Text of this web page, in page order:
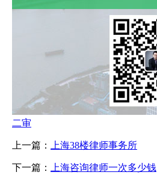
二审
上一篇： 上海38楼律师事务所
下一篇： 上海咨询律师一次多少钱